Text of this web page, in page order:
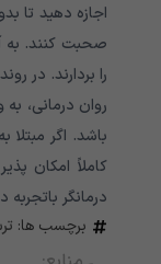
اجازه دهید تا
صحبت کنند. به
را بردارند. در
باشد. اگر مبتلا
کاملاً امکان
درمانگر
برچسب ها: